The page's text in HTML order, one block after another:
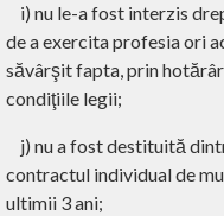
i) nu le-a fost interzis
de a exercita profesia ori
săvârşit fapta, prin
condiţiile legii;
j) nu a fost destituită
contractul individual de
ultimii 3 ani;